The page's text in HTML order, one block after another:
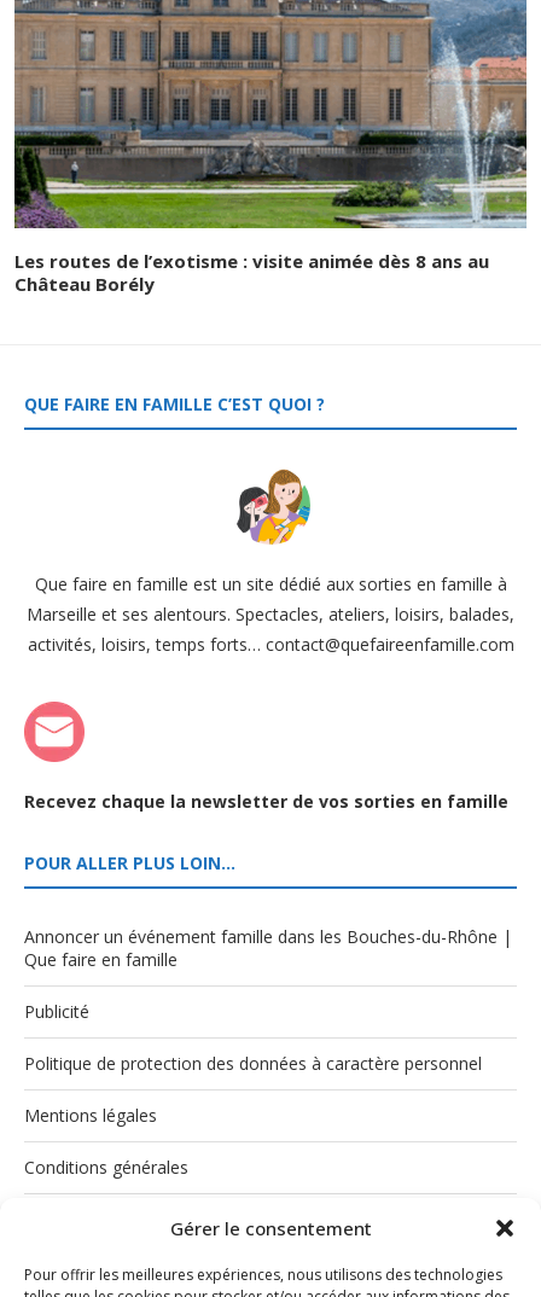
Gérer le consentement
Pour offrir les meilleures expériences, nous utilisons des technologies
Les routes de l’exotisme : visite animée dès 8 ans au
Château Borély
QUE FAIRE EN FAMILLE C’EST QUOI ?
Que faire en famille est un site dédié aux sorties en famille à
Marseille et ses alentours. Spectacles, ateliers, loisirs, balades,
activités, loisirs, temps forts… contact@quefaireenfamille.com
Recevez chaque la newsletter de vos sorties en famille
POUR ALLER PLUS LOIN…
Annoncer un événement famille dans les Bouches-du-Rhône |
Que faire en famille
Publicité
Politique de protection des données à caractère personnel
Mentions légales
Conditions générales
Politique de cookies (UE)